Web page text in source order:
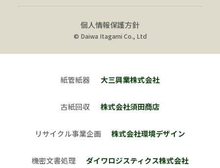
個人情報保護方針
© Daiwa Itagami Co., Ltd
紙管紙器 大三興業株式会社
古紙回収 株式会社須田商店
リサイクル事業企画 株式会社環境デザイン
機密文書処理 ダイワロジスティクス株式会社